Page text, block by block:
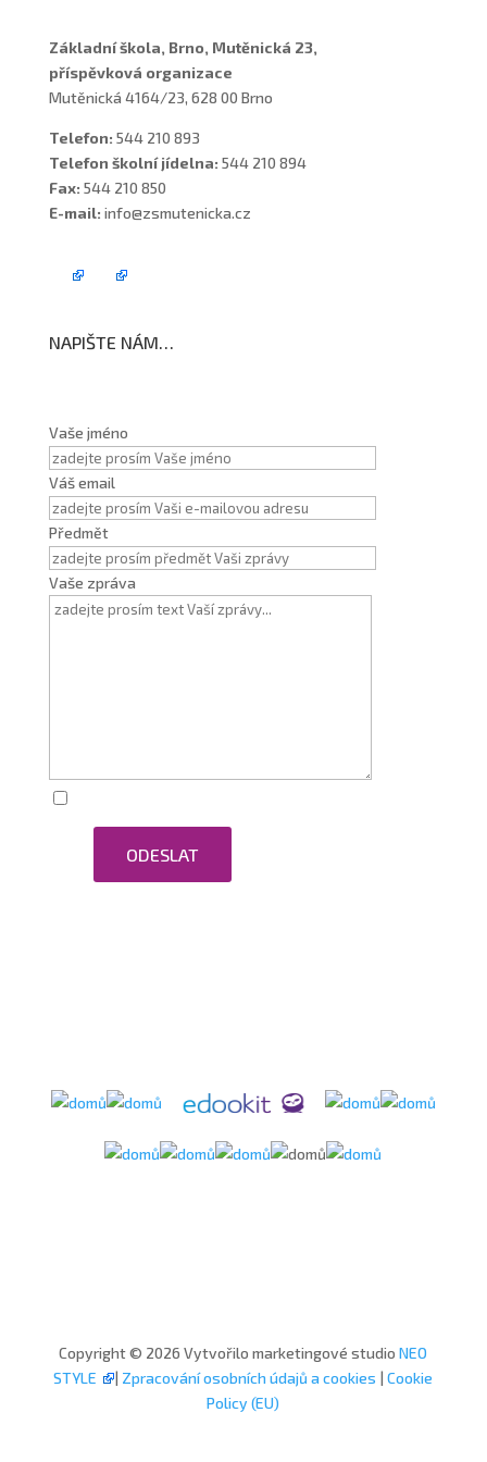
Základní škola, Brno, Mutěnická 23,
příspěvková organizace
Mutěnická 4164/23, 628 00 Brno
Telefon: 544 210 893
Telefon školní jídelna: 544 210 894
Fax: 544 210 850
E-mail: info@zsmutenicka.cz
NAPIŠTE NÁM…
Vaše jméno
Váš email
Předmět
Vaše zpráva
ODESLAT
Copyright © 2026 Vytvořilo marketingové studioNEO
STYLE
| Zpracování osobních údajů a cookies |Cookie
Policy (EU)